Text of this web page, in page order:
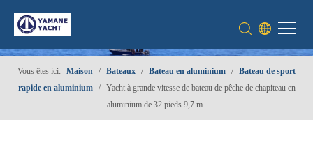
Vous êtes ici: Maison / Bateaux / Bateau en aluminium / Bateau de sport
rapide en aluminium
/ Yacht à grande vitesse de bateau de pêche de chapiteau en
aluminium de 32 pieds 9,7 m